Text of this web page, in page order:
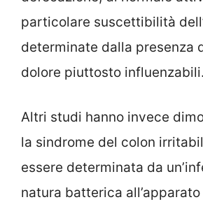
particolare suscettibilità
determinate dalla presenza
dolore piuttosto influenzabili.
Altri studi hanno invece
la sindrome del colon
essere determinata da
natura batterica